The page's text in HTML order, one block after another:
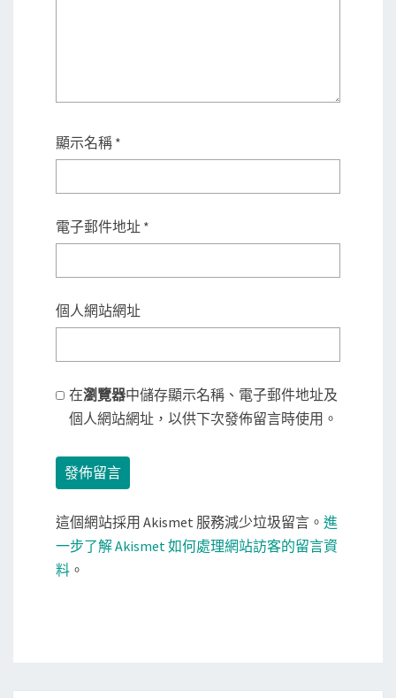
顯示名稱 *
電子郵件地址 *
個人網站網址
在瀏覽器中儲存顯示名稱、電子郵件地址及
個人網站網址，以供下次發佈留言時使用。
這個網站採用 Akismet 服務減少垃圾留言。 進
一步了解 Akismet 如何處理網站訪客的留言資
料 。